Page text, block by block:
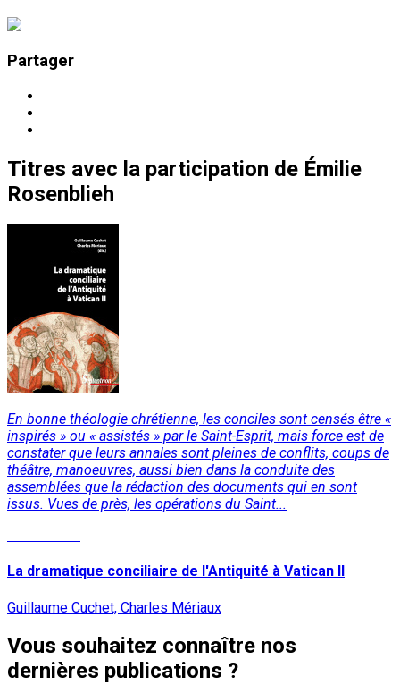
Partager
Titres avec la participation de Émilie
Rosenblieh
En bonne théologie chrétienne, les conciles sont censés être «
inspirés » ou « assistés » par le Saint-Esprit, mais force est de
constater que leurs annales sont pleines de conflits, coups de
théâtre, manoeuvres, aussi bien dans la conduite des
assemblées que la rédaction des documents qui en sont
issus. Vues de près, les opérations du Saint...
La dramatique conciliaire de l'Antiquité à Vatican II
Guillaume Cuchet, Charles Mériaux
Vous souhaitez connaître nos
dernières publications ?